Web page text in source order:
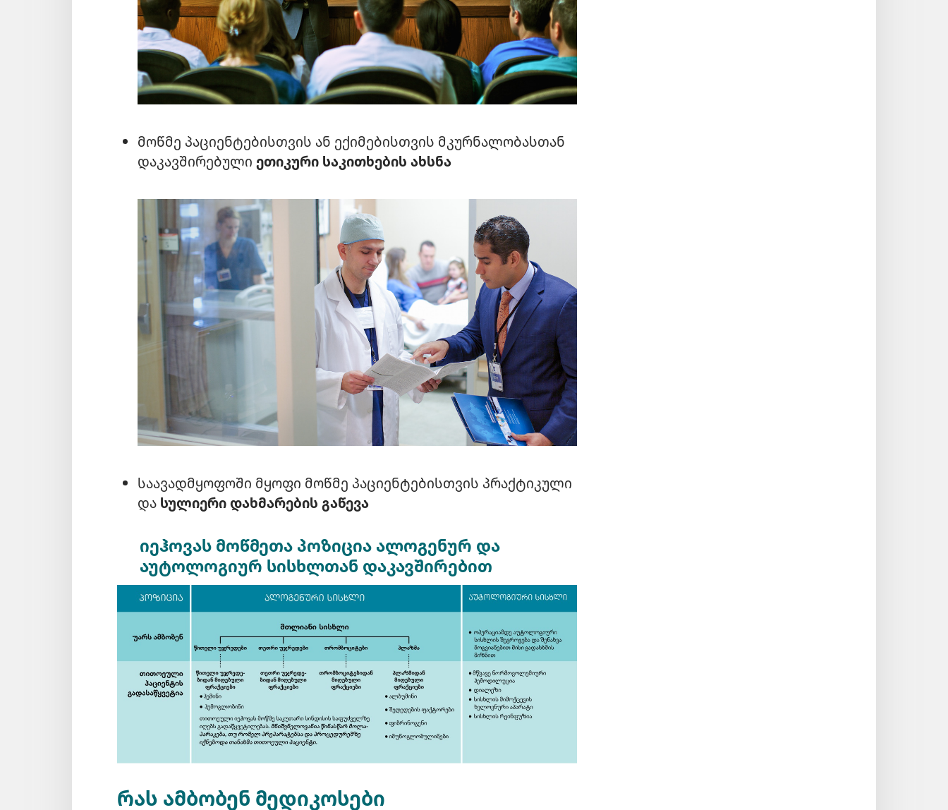
მოწმე პაციენტებისთვის ან ექიმებისთვის მკურნალობასთან
დაკავშირებული ეთიკური საკითხების ახსნა
საავადმყოფოში მყოფი მოწმე პაციენტებისთვის პრაქტიკული
და სულიერი დახმარების გაწევა
იეჰოვას მოწმეთა პოზიცია ალოგენურ და
აუტოლოგიურ სისხლთან დაკავშირებით
რას ამბობენ მედიკოსები